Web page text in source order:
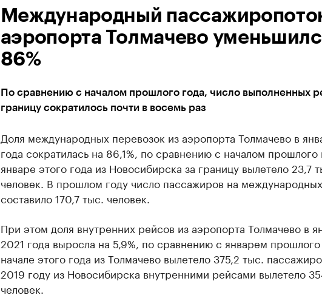
Международный
аэропорта Толмачево
86%
По сравнению с началом прошлого года, число выполненных
границу сократилось почти в восемь раз
Доля международных перевозок из аэропорта Толмачево в
года сократилась на 86,1%, по сравнению с началом прошлого
январе этого года из Новосибирска за границу вылетело 23,7
человек. В прошлом году число пассажиров на
составило 170,7 тыс. человек.
При этом доля внутренних рейсов из аэропорта Толмачево в
2021 года выросла на 5,9%, по сравнению с январем
начале этого года из Толмачево вылетело 375,2 тыс.
2019 году из Новосибирска внутренними рейсами вылетело
человек.